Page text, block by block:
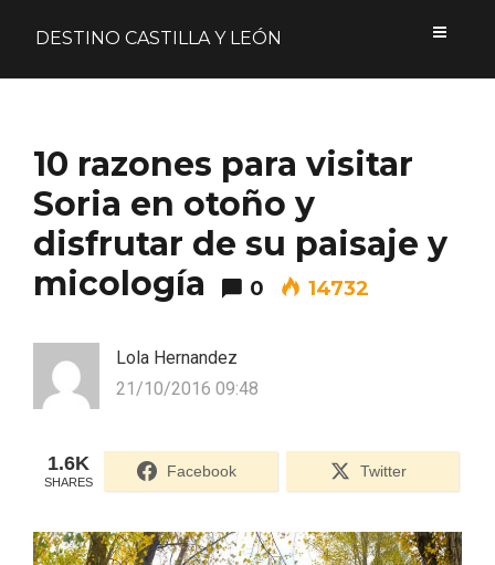
DESTINO CASTILLA Y LEÓN
10 razones para visitar
Soria en otoño y
disfrutar de su paisaje y
micología
0 14732
Lola Hernandez
21/10/2016 09:48
1.6K
SHARES
Facebook Twitter
Nombre de usuario o correo electrónico
Contraseña
Recuérdame